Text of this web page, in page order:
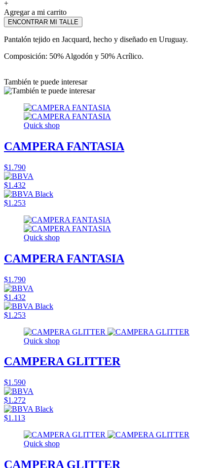
+
Agregar a mi carrito
ENCONTRAR MI TALLE
Pantalón tejido en Jacquard, hecho y diseñado en Uruguay.
Composición: 50% Algodón y 50% Acrílico.
También te puede interesar
Quick shop
CAMPERA FANTASIA
$1.790
$1.432
$1.253
Quick shop
CAMPERA FANTASIA
$1.790
$1.432
$1.253
Quick shop
CAMPERA GLITTER
$1.590
$1.272
$1.113
Quick shop
CAMPERA GLITTER